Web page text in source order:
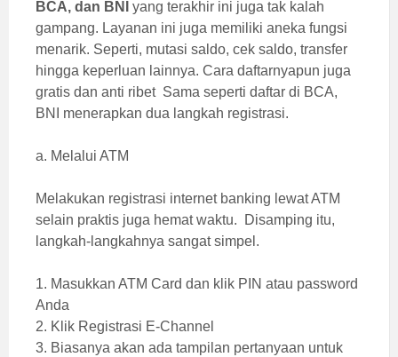
BCA, dan BNI
yang terakhir ini juga tak kalah
gampang. Layanan ini juga memiliki aneka fungsi
menarik. Seperti, mutasi saldo, cek saldo, transfer
hingga keperluan lainnya. Cara daftarnyapun juga
gratis dan anti ribet Sama seperti daftar di BCA,
BNI menerapkan dua langkah registrasi.
a. Melalui ATM
Melakukan registrasi internet banking lewat ATM
selain praktis juga hemat waktu. Disamping itu,
langkah-langkahnya sangat simpel.
1. Masukkan ATM Card dan klik PIN atau password
Anda
2. Klik Registrasi E-Channel
3. Biasanya akan ada tampilan pertanyaan untuk